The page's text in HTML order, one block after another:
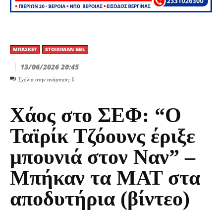
ΜΠΆΣΚΕΤ STOIXIMAN GBL
13/06/2026 20:45
Σχόλια στην ανάρτηση: 0
Χάος στο ΣΕΦ: “Ο
Ταϊρίκ Τζόουνς έριξε
μπουνιά στον Ναν” –
Μπήκαν τα ΜΑΤ στα
αποδυτήρια (βίντεο)